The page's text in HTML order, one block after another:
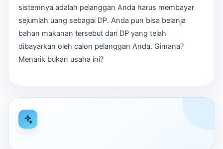
sistemnya adalah pelanggan Anda harus membayar
sejumlah uang sebagai DP. Anda pun bisa belanja
bahan makanan tersebut dari DP yang telah
dibayarkan oleh calon pelanggan Anda. Gimana?
Menarik bukan usaha ini?